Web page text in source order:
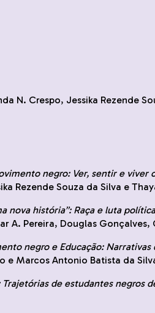
N. Crespo, Jessika Rezende
negro: Ver, sentir e viver
Rezende Souza da Silva e
nova história”: Raça e luta
A. Pereira, Douglas Gonçalves,
negro e Educação: Narrativas
e Marcos Antonio Batista da
Trajetórias de estudantes negros